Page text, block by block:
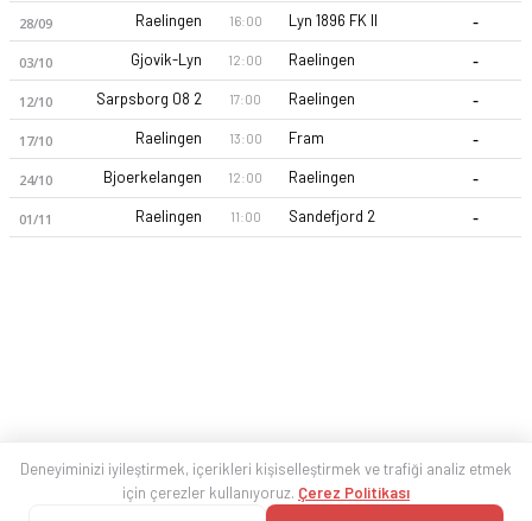
28/09 Raelingen 16:00 Lyn 1896 FK II -
03/10 Gjovik-Lyn 12:00 Raelingen -
12/10 Sarpsborg 08 2 17:00 Raelingen -
17/10 Raelingen 13:00 Fram -
24/10 Bjoerkelangen 12:00 Raelingen -
01/11 Raelingen 11:00 Sandefjord 2 -
Deneyiminizi iyileştirmek, içerikleri kişiselleştirmek ve trafiği analiz etmek
için çerezler kullanıyoruz. Çerez Politikası